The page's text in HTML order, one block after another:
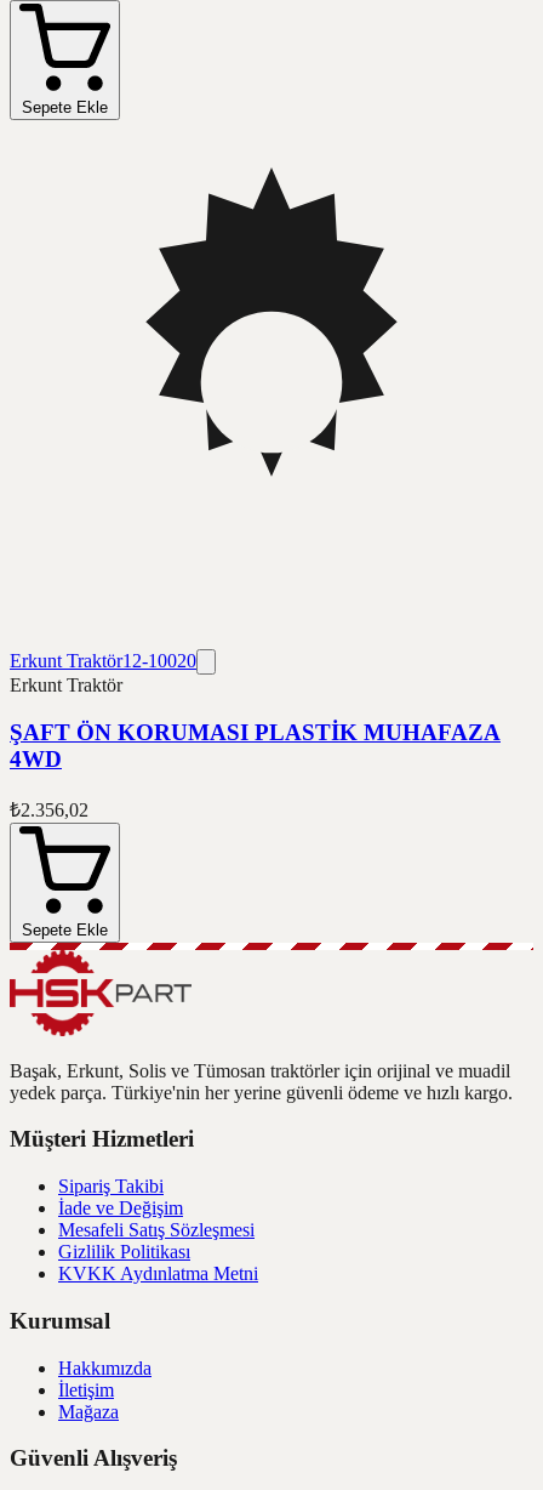
Sepete Ekle
Erkunt Traktör12-10020
Erkunt Traktör
ŞAFT ÖN KORUMASI PLASTİK MUHAFAZA
4WD
₺2.356,02
Sepete Ekle
Başak, Erkunt, Solis ve Tümosan traktörler için orijinal ve muadil
yedek parça. Türkiye'nin her yerine güvenli ödeme ve hızlı kargo.
Müşteri Hizmetleri
Sipariş Takibi
İade ve Değişim
Mesafeli Satış Sözleşmesi
Gizlilik Politikası
KVKK Aydınlatma Metni
Kurumsal
Hakkımızda
İletişim
Mağaza
Güvenli Alışveriş